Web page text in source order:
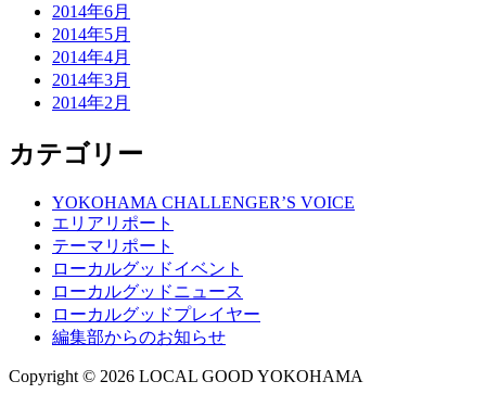
2014年6月
2014年5月
2014年4月
2014年3月
2014年2月
カテゴリー
YOKOHAMA CHALLENGER’S VOICE
エリアリポート
テーマリポート
ローカルグッドイベント
ローカルグッドニュース
ローカルグッドプレイヤー
編集部からのお知らせ
Copyright © 2026 LOCAL GOOD YOKOHAMA